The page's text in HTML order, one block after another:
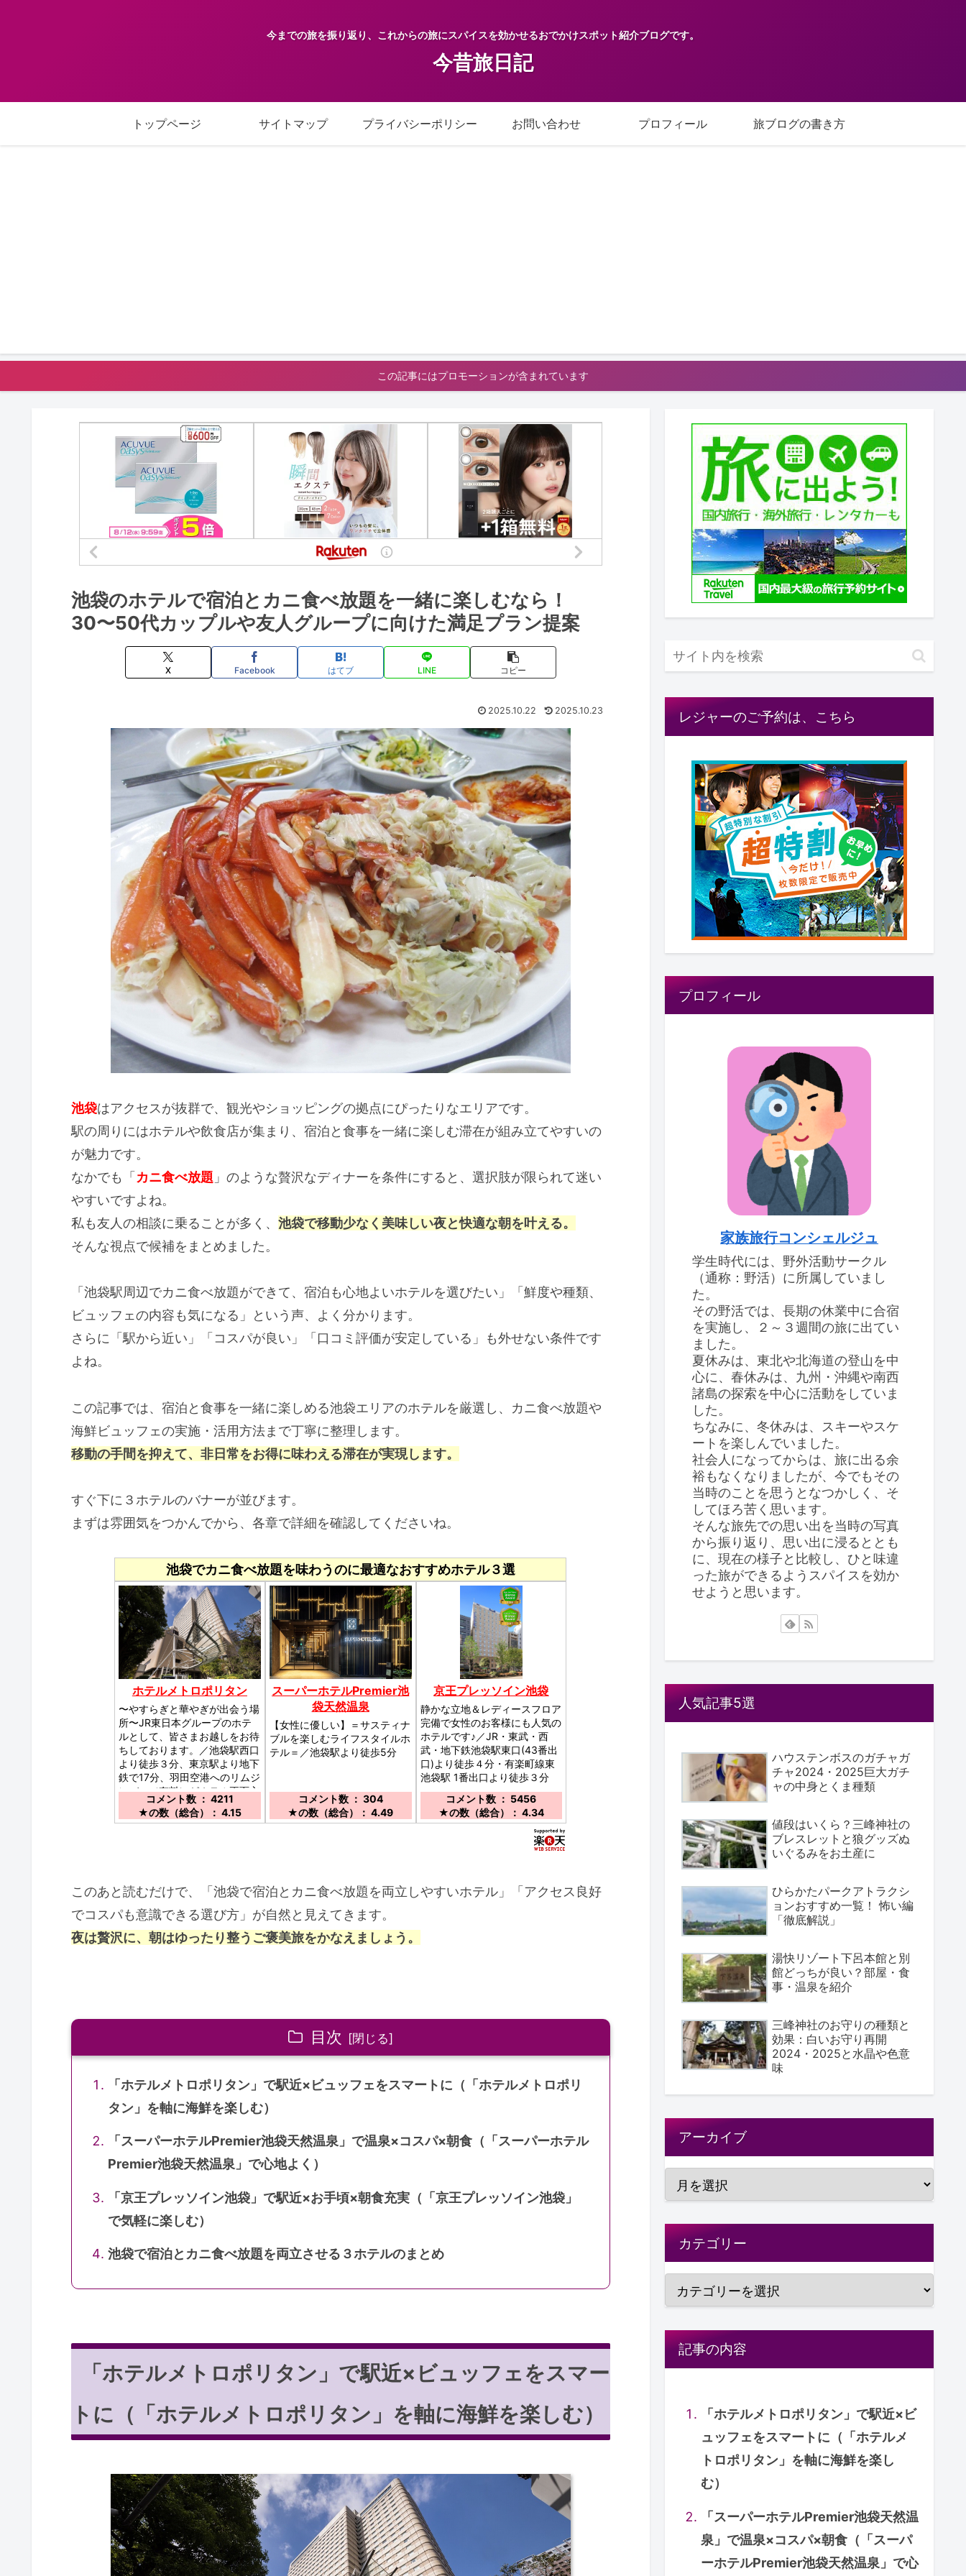
今までの旅を振り返り、これからの旅にスパイスを効かせるおでかけスポット紹介ブログです。
今昔旅日記
トップページ サイトマップ プライバシーポリシー お問い合わせ プロフィール 旅ブログの書き方
この記事にはプロモーションが含まれています
池袋のホテルで宿泊とカニ食べ放題を一緒に楽しむなら！
30〜50代カップルや友人グループに向けた満足プラン提案
X Facebook はてブ LINE コピー
2025.10.22 2025.10.23
池袋はアクセスが抜群で、観光やショッピングの拠点にぴったりなエリアです。
駅の周りにはホテルや飲食店が集まり、宿泊と食事を一緒に楽しむ滞在が組み立てやすいの
が魅力です。
なかでも「カニ食べ放題 」のような贅沢なディナーを条件にすると、選択肢が限られて迷い
やすいですよね。
私も友人の相談に乗ることが多く、 池袋で移動少なく美味しい夜と快適な朝を叶える。
そんな視点で候補をまとめました。
「池袋駅周辺でカニ食べ放題ができて、宿泊も心地よいホテルを選びたい」「鮮度や種類、
ビュッフェの内容も気になる」という声、よく分かります。
さらに「駅から近い」「コスパが良い」「口コミ評価が安定している」も外せない条件です
よね。
この記事では、宿泊と食事を一緒に楽しめる池袋エリアのホテルを厳選し、カニ食べ放題や
海鮮ビュッフェの実施・活用方法まで丁寧に整理します。
移動の手間を抑えて、非日常をお得に味わえる滞在が実現します。
すぐ下に３ホテルのバナーが並びます。
まずは雰囲気をつかんでから、各章で詳細を確認してくださいね。
池袋でカニ食べ放題を味わうのに最適なおすすめホテル３選
ホテルメトロポリタン
〜やすらぎと華やぎが出会う場
所〜JR東日本グループのホテ
ルとして、皆さまお越しをお待
ちしております。／池袋駅西口
より徒歩３分、東京駅より地下
鉄で17分、羽田空港へのリムジ
ンバス（有料）がホテル正面玄
関にて発着します。
コメント数 ： 4211
★の数（総合）： 4.15
スーパーホテルPremier池
袋天然温泉
【女性に優しい】＝サスティナ
ブルを楽しむライフスタイルホ
テル＝／池袋駅より徒歩5分
コメント数 ： 304
★の数（総合）： 4.49
京王プレッソイン池袋
静かな立地＆レディースフロア
完備で女性のお客様にも人気の
ホテルです♪／JR・東武・西
武・地下鉄池袋駅東口(43番出
口)より徒歩４分・有楽町線東
池袋駅 1番出口より徒歩３分
コメント数 ： 5456
★の数（総合）： 4.34
このあと読むだけで、「池袋で宿泊とカニ食べ放題を両立しやすいホテル」「アクセス良好
でコスパも意識できる選び方」が自然と見えてきます。
夜は贅沢に、朝はゆったり整うご褒美旅をかなえましょう。
目次
「ホテルメトロポリタン」で駅近×ビュッフェをスマートに（「ホテルメトロポリ
タン」を軸に海鮮を楽しむ）
「スーパーホテルPremier池袋天然温泉」で温泉×コスパ×朝食（「スーパーホテル
Premier池袋天然温泉」で心地よく）
「京王プレッソイン池袋」で駅近×お手頃×朝食充実（「京王プレッソイン池袋」
で気軽に楽しむ）
池袋で宿泊とカニ食べ放題を両立させる３ホテルのまとめ
「ホテルメトロポリタン」で駅近×ビュッフェをスマー
トに（「ホテルメトロポリタン」を軸に海鮮を楽しむ）
レジャーのご予約は、こちら
プロフィール
家族旅行コンシェルジュ
学生時代には、野外活動サークル
（通称：野活）に所属していまし
た。
その野活では、長期の休業中に合宿
を実施し、２～３週間の旅に出てい
ました。
夏休みは、東北や北海道の登山を中
心に、春休みは、九州・沖縄や南西
諸島の探索を中心に活動をしていま
した。
ちなみに、冬休みは、スキーやスケ
ートを楽しんでいました。
社会人になってからは、旅に出る余
裕もなくなりましたが、今でもその
当時のことを思うとなつかしく、そ
してほろ苦く思います。
そんな旅先での思い出を当時の写真
から振り返り、思い出に浸るととも
に、現在の様子と比較し、ひと味違
った旅ができるようスパイスを効か
せようと思います。
人気記事5選
ハウステンボスのガチャガ
チャ2024・2025巨大ガチ
ャの中身とくま種類
値段はいくら？三峰神社の
ブレスレットと狼グッズぬ
いぐるみをお土産に
ひらかたパークアトラクシ
ョンおすすめ一覧！ 怖い編
「徹底解説」
湯快リゾート下呂本館と別
館どっちが良い？部屋・食
事・温泉を紹介
三峰神社のお守りの種類と
効果：白いお守り再開
2024・2025と水晶や色意
味
アーカイブ
カテゴリー
記事の内容
「ホテルメトロポリタン」で駅近×ビ
ュッフェをスマートに（「ホテルメ
トロポリタン」を軸に海鮮を楽し
む）
「スーパーホテルPremier池袋天然温
泉」で温泉×コスパ×朝食（「スーパ
ーホテルPremier池袋天然温泉」で心